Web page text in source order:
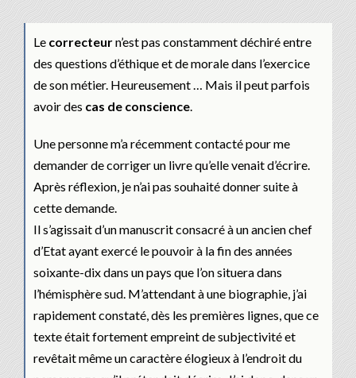
Le correcteurn’est pas constamment déchiré entre
des questions d’éthique et de morale dans l’exercice
de son métier. Heureusement … Mais il peut parfois
avoir des cas de conscience
Une personne m’a récemment contacté pour me
demander de corriger un livre qu’elle venait d’écrire.
Après réflexion, je n’ai pas souhaité donner suite à
cette demande.
Il s’agissait d’un manuscrit consacré à un ancien chef
d’Etat ayant exercé le pouvoir à la fin des années
soixante-dix dans un pays que l’on situera dans
l’hémisphère sud. M’attendant à une biographie, j’ai
rapidement constaté, dès les premières lignes, que ce
texte était fortement empreint de subjectivité et
revêtait même un caractère élogieux à l’endroit du